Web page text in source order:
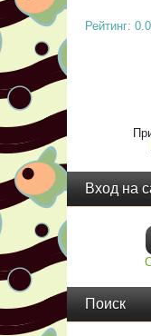
Рейтинг:
Вход на
Поиск